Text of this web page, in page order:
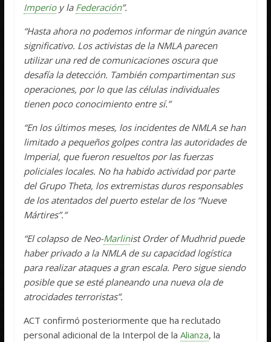
Imperioy la Federación”.
“Hasta ahora no podemos informar de ningún avance
significativo. Los activistas de la NMLA parecen
utilizar una red de comunicaciones oscura que
desafía la detección. También compartimentan sus
operaciones, por lo que las células individuales
tienen poco conocimiento entre sí.”
“En los últimos meses, los incidentes de NMLA se han
limitado a pequeños golpes contra las autoridades de
Imperial, que fueron resueltos por las fuerzas
policiales locales. No ha habido actividad por parte
del Grupo Theta, los extremistas duros responsables
de los atentados del puerto estelar de los “Nueve
Mártires”.”
“El colapso de Neo-Marlinist Order of Mudhrid puede
haber privado a la NMLA de su capacidad logística
para realizar ataques a gran escala. Pero sigue siendo
posible que se esté planeando una nueva ola de
atrocidades terroristas”.
ACT confirmó posteriormente que ha reclutado
personal adicional de la Interpol de laAlianza, la